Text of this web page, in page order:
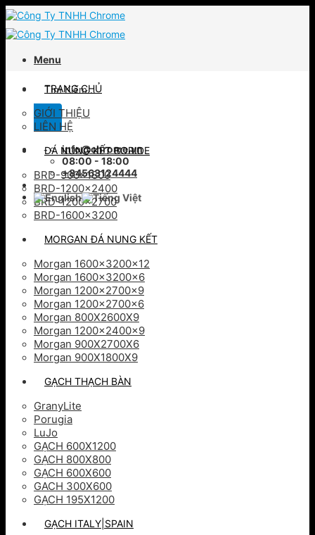
Skip
to
content
Menu
kiếm:
info@chrome.vn
08:00 - 18:00
+84563124444
TRANG CHỦ
GIỚI THIỆU
LIÊN HỆ
ĐÁ NUNG KẾT BORIDE
BRD-900×1800
BRD-1200×2400
BRD-1200×2700
BRD-1600×3200
MORGAN ĐÁ NUNG KẾT
Morgan 1600x3200x12
Morgan 1600x3200x6
Morgan 1200x2700x9
Morgan 1200x2700x6
Morgan 800X2600X9
Morgan 1200x2400x9
Morgan 900X2700X6
Morgan 900X1800X9
GẠCH THẠCH BÀN
GranyLite
Porugia
LuJo
GẠCH 600X1200
GẠCH 800X800
GẠCH 600X600
GACH 300X600
GẠCH 195X1200
GẠCH ITALY|SPAIN